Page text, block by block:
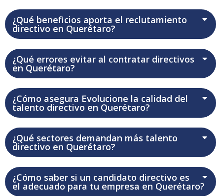
¿Qué beneficios aporta el reclutamiento
directivo en Querétaro?
¿Qué errores evitar al contratar directivos
en Querétaro?
¿Cómo asegura Evolucione la calidad del
talento directivo en Querétaro?
¿Qué sectores demandan más talento
directivo en Querétaro?
¿Cómo saber si un candidato directivo es
el adecuado para tu empresa en Querétaro?